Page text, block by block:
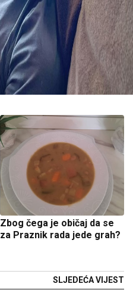
Zbog čega je običaj da se
za Praznik rada jede grah?
SLJEDEĆA VIJEST